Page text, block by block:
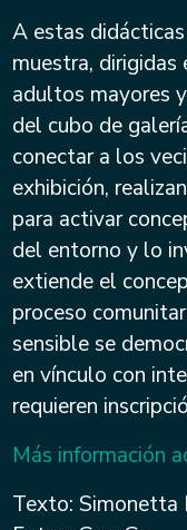
A estas
muestra,
adultos mayores
del cubo de
conectar a los
exhibición,
para activar
del entorno y lo
extiende el
proceso
sensible se
en vínculo con
requieren
Más información
Texto: Simonetta